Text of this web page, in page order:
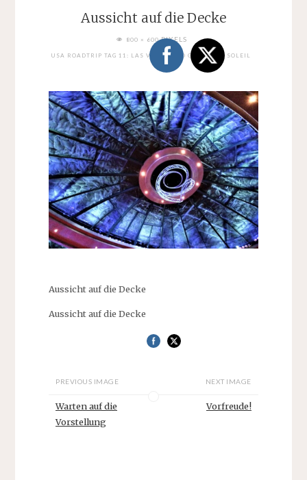
Aussicht auf die Decke
FULL800 × 600PIXELS
USA ROADTRIP TAG 11: LAS VEGAS UND CIRQUE DE SOLEIL
Aussicht auf die Decke
Aussicht auf die Decke
PREVIOUS IMAGE
Warten auf die
Vorstellung
NEXT IMAGE
Vorfreude!